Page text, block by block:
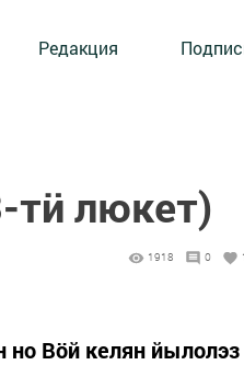
Редакция
тӥ люкет)
1918 0
Вӧй келян йылолэз